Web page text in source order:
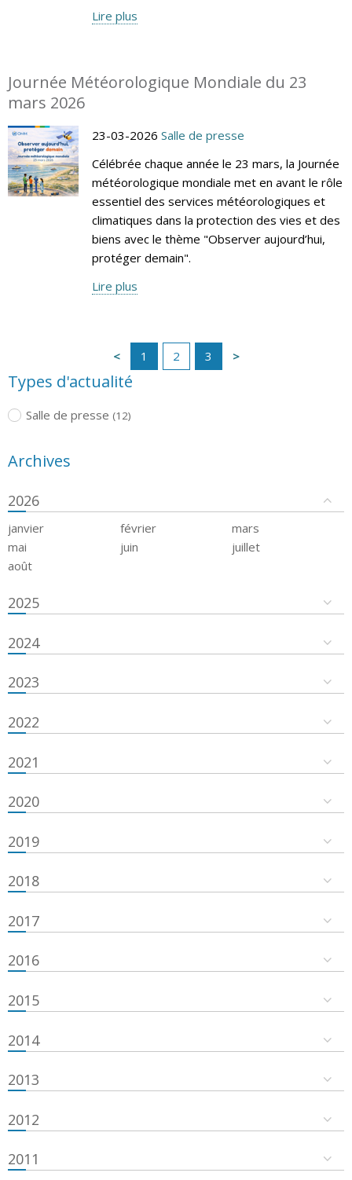
Lire plus
Journée Météorologique Mondiale du 23
mars 2026
23-03-2026 Salle de presse
Célébrée chaque année le 23 mars, la Journée
météorologique mondiale met en avant le rôle
essentiel des services météorologiques et
climatiques dans la protection des vies et des
biens avec le thème "Observer aujourd’hui,
protéger demain".
Lire plus
1 2 3
Types d'actualité
Salle de presse (12)
Archives
2026
janvier février
mars
mai
juin
juillet
août
2025
2024
2023
2022
2021
2020
2019
2018
2017
2016
2015
2014
2013
2012
2011